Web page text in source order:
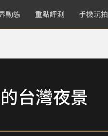
動態 重點評測 手機玩拍
台灣夜景